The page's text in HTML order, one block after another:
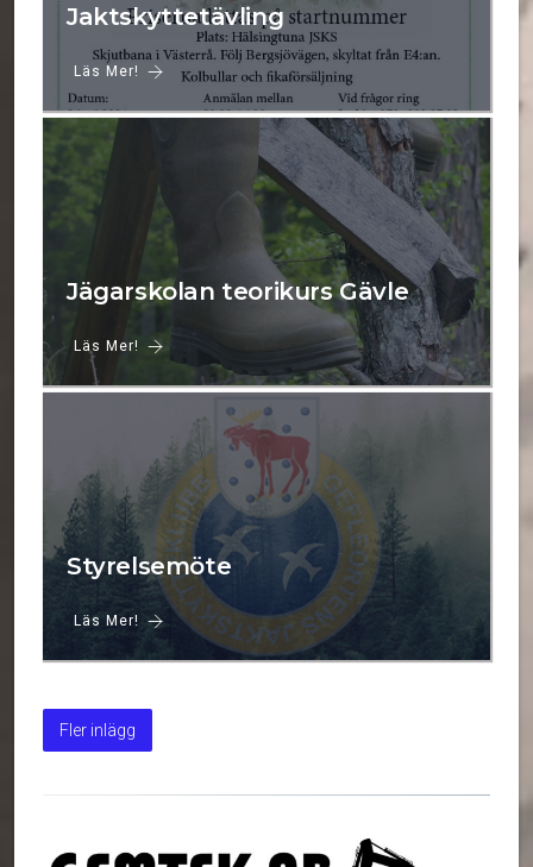
Jaktskyttetävling
Läs Mer!
Jägarskolan teorikurs Gävle
Läs Mer!
Styrelsemöte
Läs Mer!
Fler inlägg